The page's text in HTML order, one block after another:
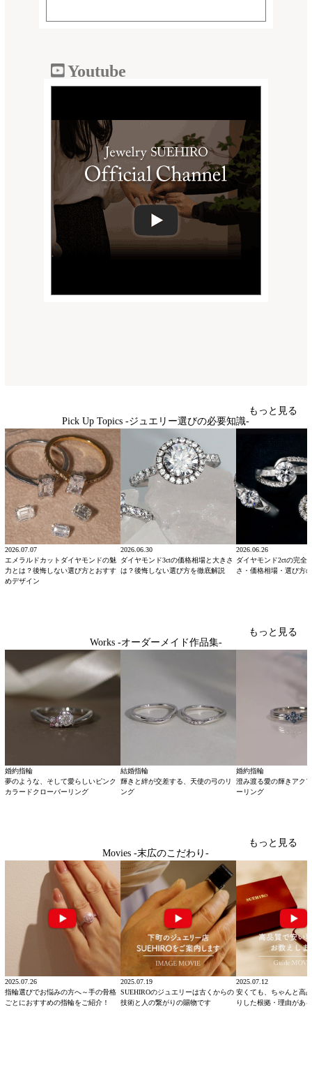
Youtube
Pick Up Topics -ジュエリー選びの必要知識-
もっと見る
2026.07.07
エメラルドカットダイヤモンドの魅
力とは？後悔しない選び方とおすす
めデザイン
2026.06.30
ダイヤモンド3ctの価格相場と大きさ
は？後悔しない選び方を徹底解説
2026.06.26
ダイヤモンド2ctの完全
さ・価格相場・選び方
Works -オーダーメイド作品集-
もっと見る
婚約指輪
夢のような、そして愛らしいピンク
カラードクローバーリング
結婚指輪
輝きと絆が交差する、天使の弓のリ
ング
婚約指輪
澄み渡る愛の輝きアク
ーリング
Movies -末広のこだわり-
もっと見る
2025.07.26
指輪選びでお悩みの方へ～手の骨格
ごとにおすすめの指輪をご紹介！
2025.07.19
SUEHIROのジュエリーは古くからの
技術と人の繋がりの賜物です
2025.07.12
安くても、ちゃんと高
りした根拠・理由があ